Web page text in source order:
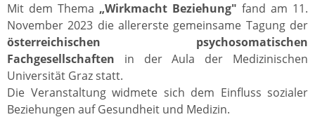
Mit dem Thema „Wirkmacht Beziehung" fand am 11.
November 2023 die allererste gemeinsame Tagung der
österreichischen psychosomatischen
Fachgesellschaften in der Aula der Medizinischen
Universität Graz statt.
Die Veranstaltung widmete sich dem Einfluss sozialer
Beziehungen auf Gesundheit und Medizin.